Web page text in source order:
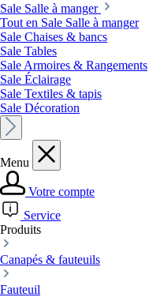
Sale Salle à manger
Tout en Sale Salle à manger
Sale Chaises & bancs
Sale Tables
Sale Armoires & Rangements
Sale Éclairage
Sale Textiles & tapis
Sale Décoration
Menu
Votre compte
Service
Produits
Canapés & fauteuils
Fauteuil